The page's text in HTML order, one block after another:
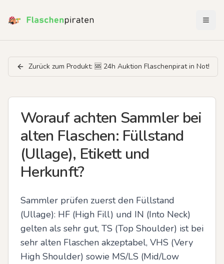
Zurück zum Produkt: 🆘️ 24h Auktion Flaschenpirat in Not!
Worauf achten Sammler bei
alten Flaschen: Füllstand
(Ullage), Etikett und
Herkunft?
Sammler prüfen zuerst den Füllstand
(Ullage): HF (High Fill) und IN (Into Neck)
gelten als sehr gut, TS (Top Shoulder) ist bei
sehr alten Flaschen akzeptabel, VHS (Very
High Shoulder) sowie MS/LS (Mid/Low